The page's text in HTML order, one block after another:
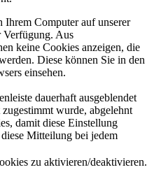
Computer auf unserer
Verfügung. Aus
keine Cookies anzeigen, die
Diese können Sie in den
einsehen.
dauerhaft ausgeblendet
wurde, abgelehnt
damit diese Einstellung
Mitteilung bei jedem
zu aktivieren/deaktivieren.